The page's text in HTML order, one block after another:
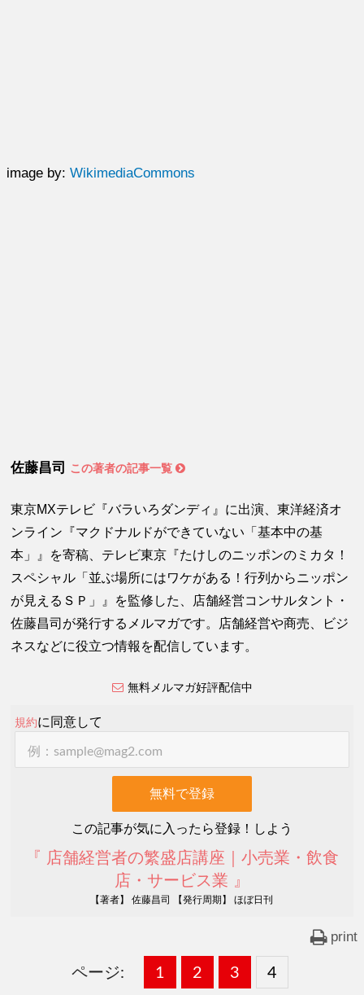
image by:WikimediaCommons
佐藤昌司 この著者の記事一覧
東京MXテレビ『バラいろダンディ』に出演、東洋経済オ
ンライン『マクドナルドができていない「基本中の基
本」』を寄稿、テレビ東京『たけしのニッポンのミカタ！
スペシャル「並ぶ場所にはワケがある！行列からニッポン
が見えるＳＰ」』を監修した、店舗経営コンサルタント・
佐藤昌司が発行するメルマガです。店舗経営や商売、ビジ
ネスなどに役立つ情報を配信しています。
無料メルマガ好評配信中
規約に同意して
この記事が気に入ったら登録！しよう
『 店舗経営者の繁盛店講座｜小売業・飲食
店・サービス業 』
【著者】 佐藤昌司 【発行周期】 ほぼ日刊
print
ページ: 固
1 ,
固
2 ,
固
3 ,
固
4